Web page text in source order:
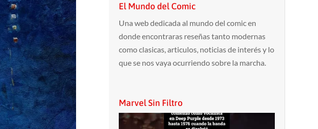
El Mundo del Comic
Una web dedicada al mundo del comic en
donde encontraras reseñas tanto modernas
como clasicas, articulos, noticias de interés y lo
que se nos vaya ocurriendo sobre la marcha.
Marvel Sin Filtro